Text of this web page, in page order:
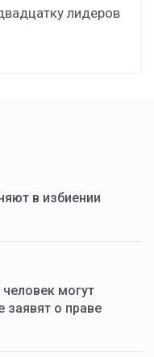
лидеров
в избиении
человек могут
о праве